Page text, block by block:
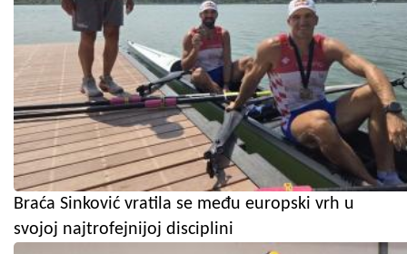
Braća Sinković vratila se među europski vrh u
svojoj najtrofejnijoj disciplini